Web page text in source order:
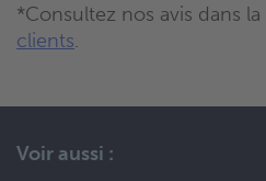
*Consultez nos avis dans la
clients.
Voir aussi :